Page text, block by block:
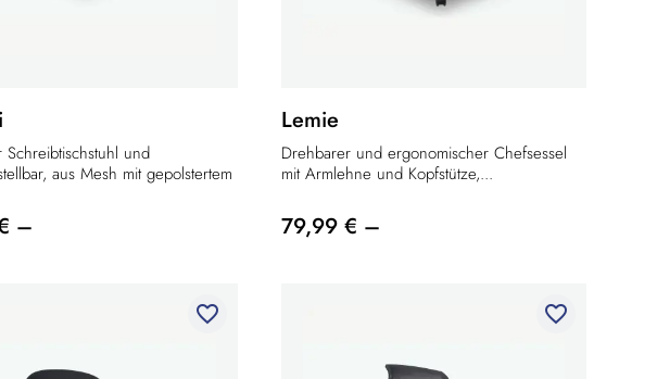
Schreibtischstuhl und
aus Mesh mit gepolstertem
–
Lemie
Drehbarer und ergonomischer Chefsessel
mit Armlehne und Kopfstütze,...
79,99 € –
favorite_border favorite_border